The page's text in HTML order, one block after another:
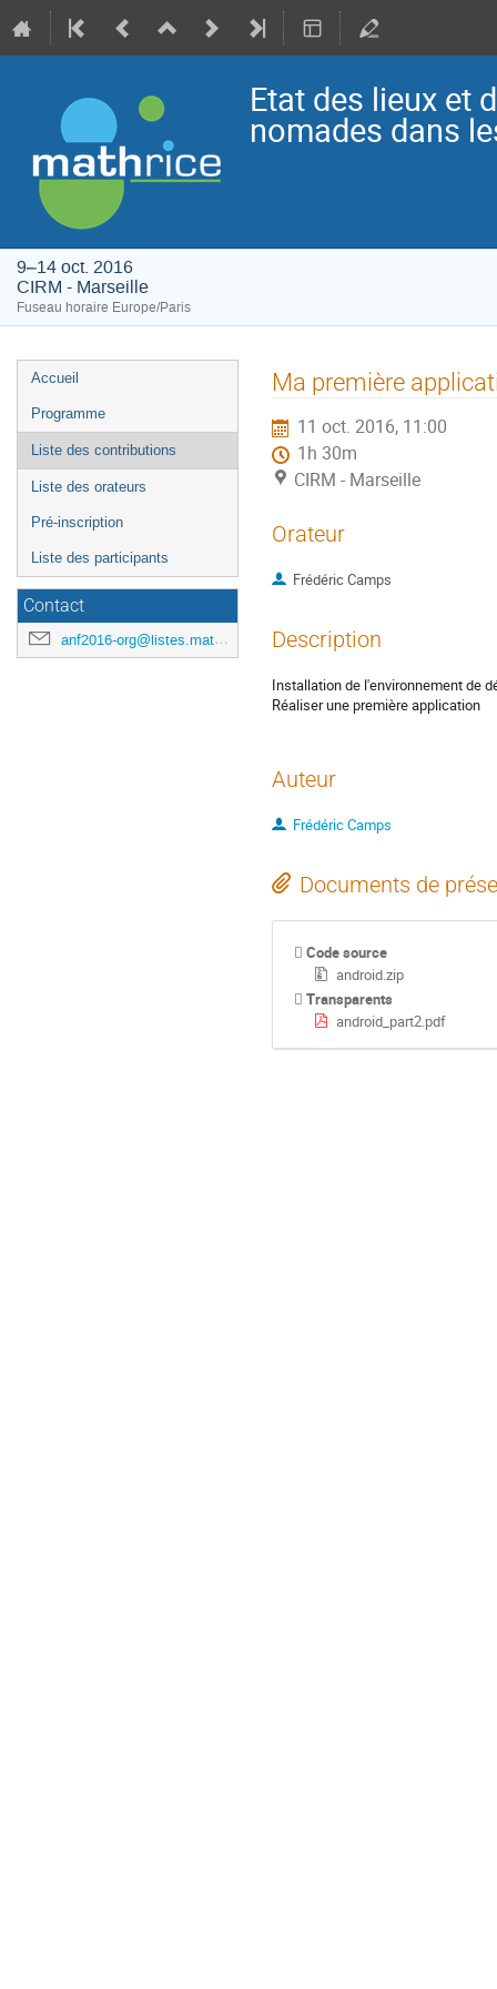
Etat des lieux et
nomades dans
9–14 oct. 2016
CIRM - Marseille
Fuseau horaire Europe/Paris
Menu
de
l'événement
Accueil
Programme
Liste des contributions
Liste des orateurs
Pré-inscription
Liste des participants
Contact
anf2016-org@listes.mathrice.fr
Ma première
11 oct. 2016, 11:00
1h 30m
CIRM - Marseille
Orateur
Frédéric Camps
Description
Installation de l'environnement de
Réaliser une première application
Auteur
Frédéric Camps
Documents de
Code source
android.zip
Transparents
android_part2.pdf